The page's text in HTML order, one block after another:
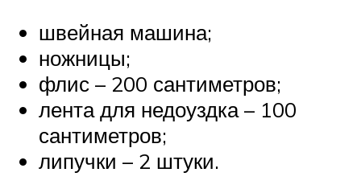
швейная машина;
ножницы;
флис – 200 сантиметров;
лента для недоуздка – 100
сантиметров;
липучки – 2 штуки.